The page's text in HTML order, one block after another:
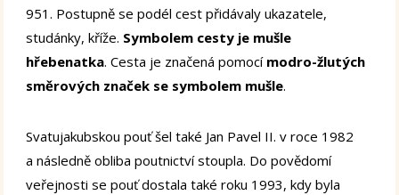
951. Postupně se podél cest přidávaly ukazatele,
studánky, kříže. Symbolem cesty je mušle
hřebenatka. Cesta je značená pomocí modro-žlutých
směrových značek se symbolem mušle.
Svatujakubskou pouť šel také Jan Pavel II. v roce 1982
a následně obliba poutnictví stoupla. Do povědomí
veřejnosti se pouť dostala také roku 1993, kdy byla